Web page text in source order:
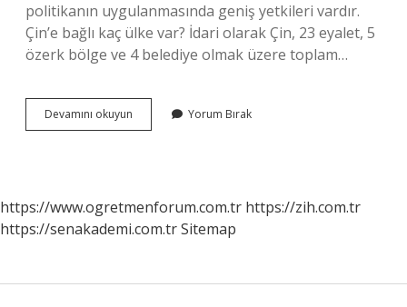
politikanın uygulanmasında geniş yetkileri vardır.
Çin’e bağlı kaç ülke var? İdari olarak Çin, 23 eyalet, 5
özerk bölge ve 4 belediye olmak üzere toplam…
Devamını okuyun
Hangi
Yorum Bırak
https://www.ogretmenforum.com.tr https://zih.com.tr
https://senakademi.com.trSitemap